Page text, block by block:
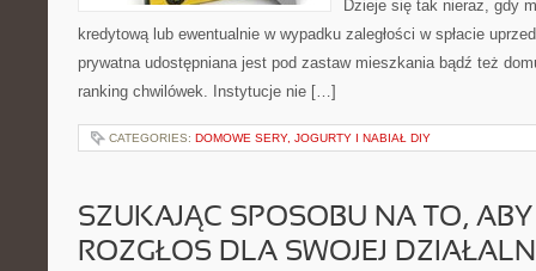
Dzieje się tak nieraz, gdy
kredytową lub ewentualnie w wypadku zaległości w spłacie
prywatna udostępniana jest pod zastaw mieszkania bądź też
ranking chwilówek. Instytucje nie […]
CATEGORIES: DOMOWE SERY, JOGURTY I NABIAŁ DIY
SZUKAJĄC SPOSOBU NA TO,
ROZGŁOS DLA SWOJEJ